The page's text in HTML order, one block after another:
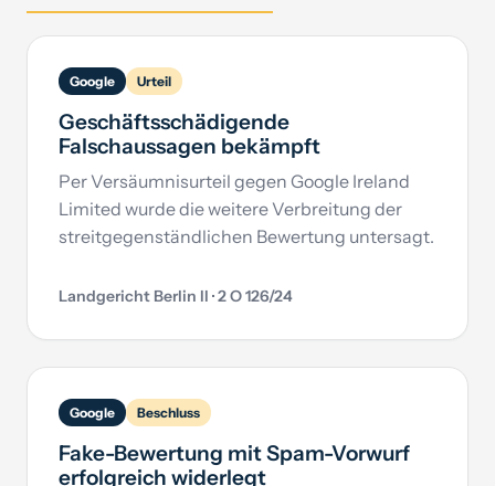
Google Urteil
Geschäftsschädigende
Falschaussagen bekämpft
Per Versäumnisurteil gegen Google Ireland
Limited wurde die weitere Verbreitung der
streitgegenständlichen Bewertung untersagt.
Landgericht Berlin II · 2 O 126/24
Google Beschluss
Fake-Bewertung mit Spam-Vorwurf
erfolgreich widerlegt